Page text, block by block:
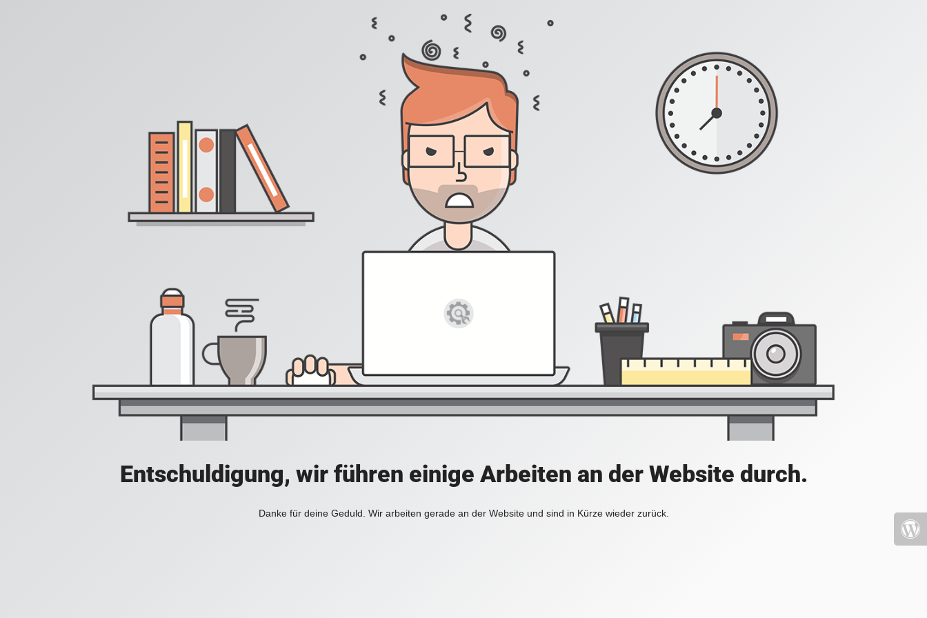
Entschuldigung, wir führen einige Arbeiten an der Website durch.
Danke für deine Geduld. Wir arbeiten gerade an der Website und sind in Kürze wieder zurück.